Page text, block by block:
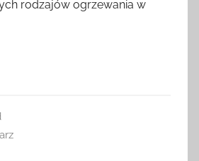
rodzajów ogrzewania w